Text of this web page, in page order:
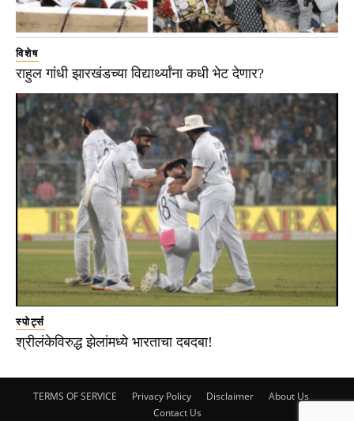
विशेष
राहुल गांधी झारखंडच्या विद्यार्थ्यांना कधी भेट देणार?
स्पोर्ट्स
श्रीलंकेविरुद्ध झेलांमध्ये भारताचा दबदबा!
TERMS OF SERVICE Privacy Policy Disclaimer
About Us
Contact Us